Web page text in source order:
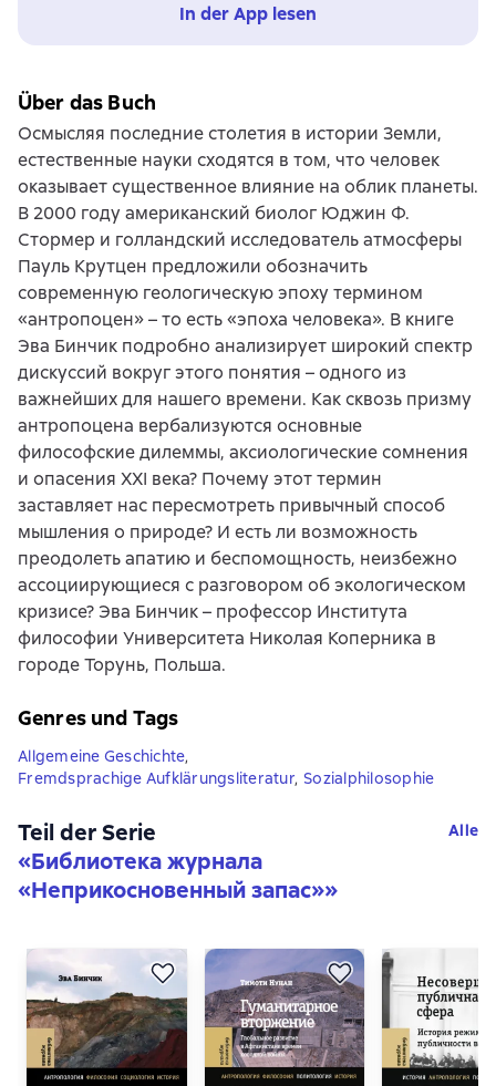
In der App lesen
Über das Buch
Осмысляя последние столетия в истории Земли,
естественные науки сходятся в том, что человек
оказывает существенное влияние на облик планеты.
В 2000 году американский биолог Юджин Ф.
Стормер и голландский исследователь атмосферы
Пауль Крутцен предложили обозначить
современную геологическую эпоху термином
«антропоцен» – то есть «эпоха человека». В книге
Эва Бинчик подробно анализирует широкий спектр
дискуссий вокруг этого понятия – одного из
важнейших для нашего времени. Как сквозь призму
антропоцена вербализуются основные
философские дилеммы, аксиологические сомнения
и опасения XXI века? Почему этот термин
заставляет нас пересмотреть привычный способ
мышления о природе? И есть ли возможность
преодолеть апатию и беспомощность, неизбежно
ассоциирующиеся с разговором об экологическом
кризисе? Эва Бинчик – профессор Института
философии Университета Николая Коперника в
городе Торунь, Польша.
Genres und Tags
Allgemeine Geschichte,
Fremdsprachige Aufklärungsliteratur, Sozialphilosophie
Teil der Serie
«Библиотека журнала
«Неприкосновенный запас»»
Alle